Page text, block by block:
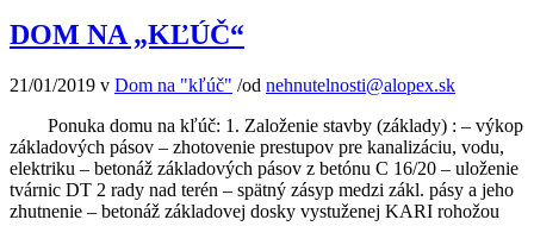
DOM NA „KĽÚČ“
21/01/2019 v Dom na "kľúč" /od nehnutelnosti@alopex.sk
Ponuka domu na kľúč: 1. Založenie stavby (základy) : – výkop
základových pásov – zhotovenie prestupov pre kanalizáciu, vodu,
elektriku – betonáž základových pásov z betónu C 16/20 – uloženie
tvárnic DT 2 rady nad terén – spätný zásyp medzi zákl. pásy a jeho
zhutnenie – betonáž základovej dosky vystuženej KARI rohožou